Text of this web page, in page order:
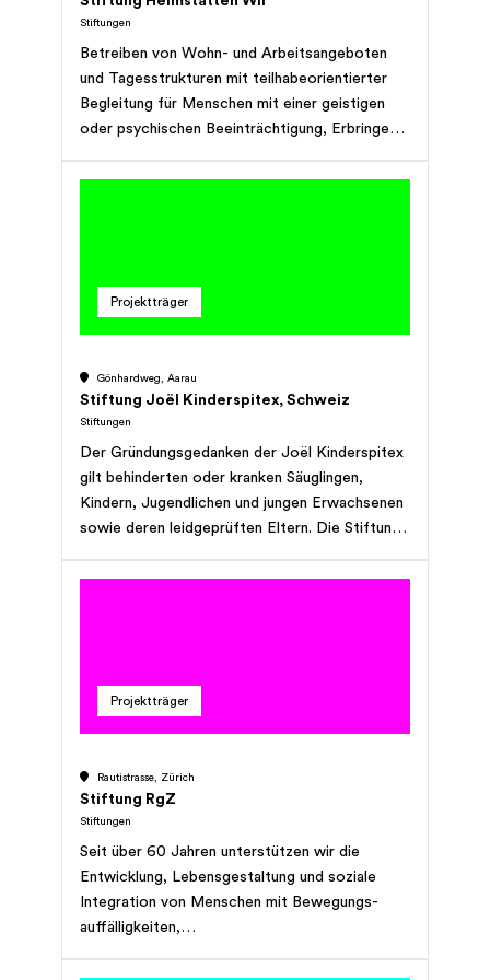
Stiftungen
Betreiben von Wohn- und Arbeitsangeboten
und Tagesstrukturen mit teilhabeorientierter
Begleitung für Menschen mit einer geistigen
oder psychischen Beeinträchtigung, Erbringen
einer geistigen oder psychischen
Projektträger
Gönhardweg, Aarau
Stiftung Joël Kinderspitex, Schweiz
Stiftungen
Der Gründungsgedanken der Joël Kinderspitex
gilt behinderten oder kranken Säuglingen,
Kindern, Jugendlichen und jungen Erwachsenen
sowie deren leidgeprüften Eltern. Die Stiftung
helfen.
Projektträger
Rautistrasse, Zürich
Stiftung RgZ
Stiftungen
Seit über 60 Jahren unterstützen wir die
Entwicklung, Lebensgestaltung und soziale
Integration von Menschen mit Bewegungs­
auffälligkeiten,